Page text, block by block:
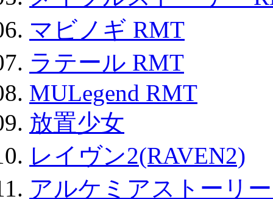
マビノギ RMT
ラテール RMT
MULegend RMT
放置少女
レイヴン2(RAVEN2)
アルケミアストーリ